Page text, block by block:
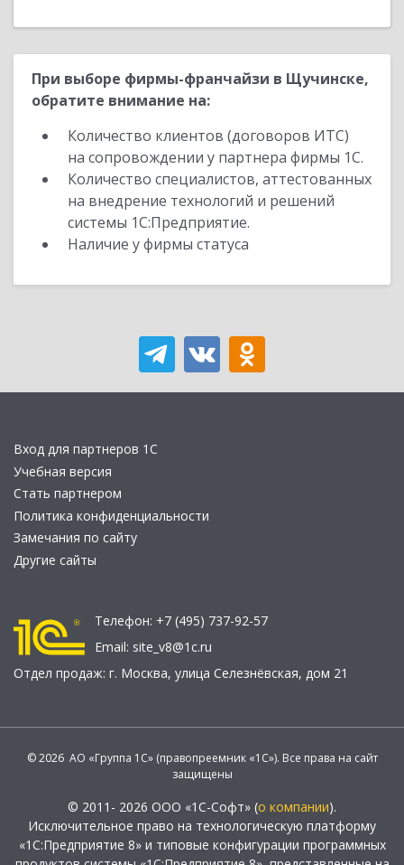
При выборе фирмы-франчайзи в Щучинске,
обратите внимание на:
Количество клиентов (договоров ИТС)
на сопровождении у партнера фирмы 1С.
Количество специалистов, аттестованных
на внедрение технологий и решений
системы 1С:Предприятие.
Наличие у фирмы статуса
Вход для партнеров 1С
Учебная версия
Стать партнером
Политика конфиденциальности
Замечания по сайту
Другие сайты
Телефон: +7 (495) 737-92-57
Email: site_v8@1c.ru
Отдел продаж: г. Москва, улица Селезнёвская, дом 21
© 2026 АО «Группа 1С» (правопреемник «1С»). Все права на сайт
защищены
© 2011- 2026 ООО «1С-Софт» (о компании).
Исключительное право на технологическую платформу
«1С:Предприятие 8» и типовые конфигурации программных